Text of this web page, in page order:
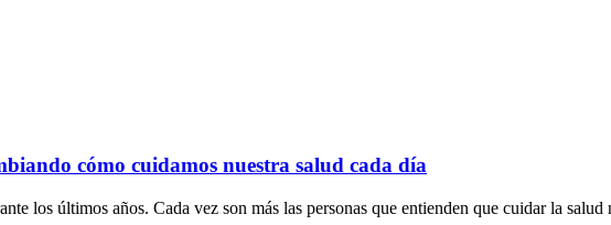
cómo cuidamos nuestra salud cada día
los últimos años. Cada vez son más las personas que entienden que cuidar la salud